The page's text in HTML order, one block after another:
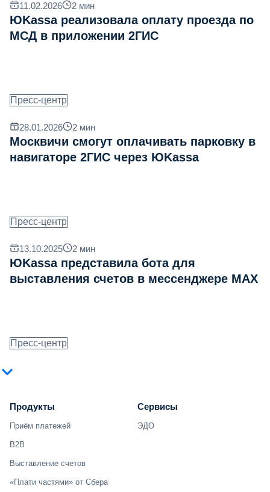
11.02.2026 2 мин
ЮKassa реализовала оплату проезда по
МСД в приложении 2ГИС
Пресс-центр
28.01.2026 2 мин
Москвичи смогут оплачивать парковку в
навигаторе 2ГИС через ЮKassa
Пресс-центр
13.10.2025 2 мин
ЮKassa представила бота для
выставления счетов в мессенджере MAX
Пресс-центр
Продукты
Приём платежей
B2B
Выставление счетов
«Плати частями» от Сбера
Сервисы
ЭДО